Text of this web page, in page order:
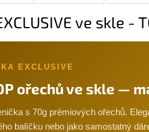
ve skle -
EXCLUSIVE
ořechů ve skle —
s 70g prémiových ořechů.
balíčku nebo jako samostatný